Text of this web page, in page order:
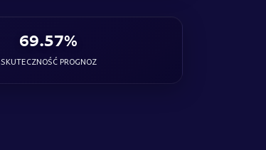
69.57%
SKUTECZNOŚĆ PROGNOZ